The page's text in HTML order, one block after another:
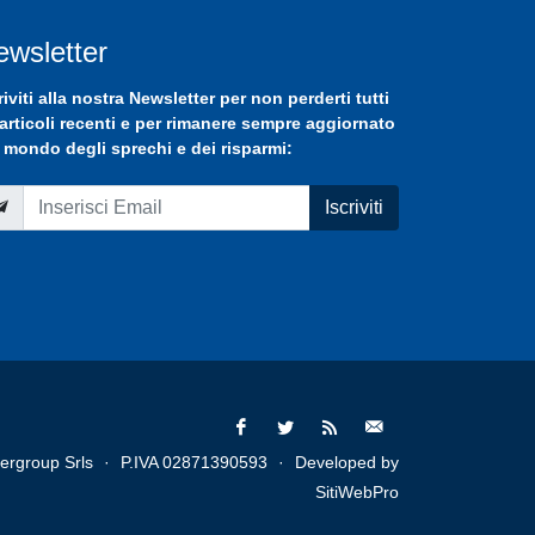
alla nostra Newsletterper non perderti tutti
recenti e per rimanere sempre aggiornato
degli sprechi e dei risparmi:
Iscriviti
Srls · P.IVA 02871390593 ·
Developed by
SitiWebPro